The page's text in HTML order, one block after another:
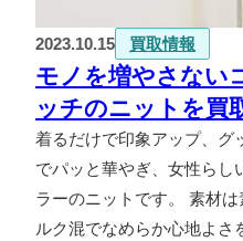
2023.10.15 買取情報
モノを増やさない
ッチのニットを買
着るだけで印象アップ、グ
でパッと華やぎ、女性らし
ラーのニットです。 素材
ルク混でなめらか心地よ